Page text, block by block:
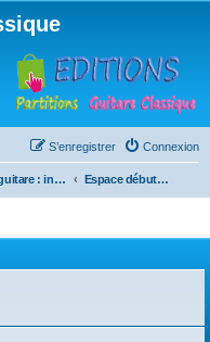
Connexion
S’enregistrer
La guitare : instrument, cours et théorie Espace débutants